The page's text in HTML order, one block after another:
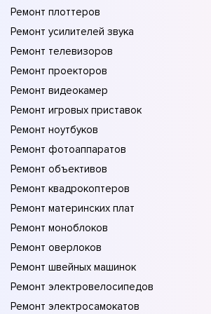
Ремонт плоттеров
Ремонт усилителей звука
Ремонт телевизоров
Ремонт проекторов
Ремонт видеокамер
Ремонт игровых приставок
Ремонт ноутбуков
Ремонт фотоаппаратов
Ремонт объективов
Ремонт квадрокоптеров
Ремонт материнских плат
Ремонт моноблоков
Ремонт оверлоков
Ремонт швейных машинок
Ремонт электровелосипедов
Ремонт электросамокатов